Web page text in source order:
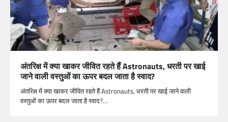
अंतरिक्ष में क्या खाकर जीवित रहते हैं Astronauts, धरती पर खाई
जाने वाली वस्तुओं का ऊपर बदल जाता है स्वाद?
अंतरिक्ष में क्या खाकर जीवित रहते हैं Astronauts, धरती पर खाई जाने वाली
वस्तुओं का ऊपर बदल जाता है स्वाद?…